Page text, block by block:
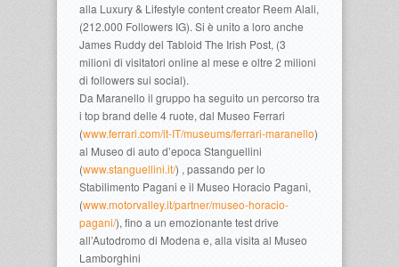
alla Luxury & Lifestyle content creator Reem Alali,
(212.000 Followers IG). Si è unito a loro anche
James Ruddy del Tabloid The Irish Post, (3
milioni di visitatori online al mese e oltre 2 milioni
di followers sui social).
Da Maranello il gruppo ha seguito un percorso tra
i top brand delle 4 ruote, dal Museo Ferrari
(www.ferrari.com/it-IT/museums/ferrari-maranello)
al Museo di auto d’epoca Stanguellini
(www.stanguellini.it/) , passando per lo
Stabilimento Pagani e il Museo Horacio Pagani,
(www.motorvalley.it/partner/museo-horacio-
pagani/), fino a un emozionante test drive
all’Autodromo di Modena e, alla visita al Museo
Lamborghini